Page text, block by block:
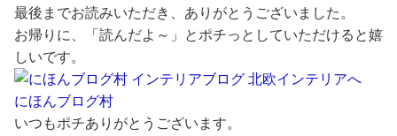
最後までお読みいただき、ありがとうございました。
お帰りに、「読んだよ～」とポチっとしていただけると嬉
しいです。
にほんブログ村
いつもポチありがとうございます。